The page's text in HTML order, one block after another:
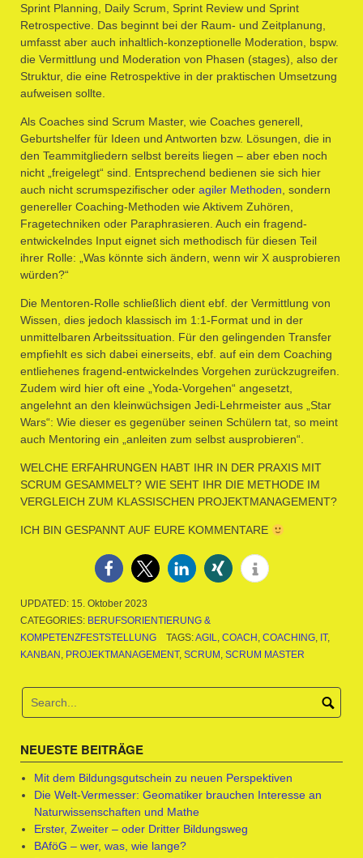
Sprint Planning, Daily Scrum, Sprint Review und Sprint
Retrospective. Das beginnt bei der Raum- und Zeitplanung,
umfasst aber auch inhaltlich-konzeptionelle Moderation, bspw.
die Vermittlung und Moderation von Phasen (stages), also der
Struktur, die eine Retrospektive in der praktischen Umsetzung
aufweisen sollte.
Als Coaches sind Scrum Master, wie Coaches generell,
Geburtshelfer für Ideen und Antworten bzw. Lösungen, die in
den Teammitgliedern selbst bereits liegen – aber eben noch
nicht „freigelegt“ sind. Entsprechend bedienen sie sich hier
auch nicht scrumspezifischer oder agiler Methoden, sondern
genereller Coaching-Methoden wie Aktivem Zuhören,
Fragetechniken oder Paraphrasieren. Auch ein fragend-
entwickelndes Input eignet sich methodisch für diesen Teil
ihrer Rolle: „Was könnte sich ändern, wenn wir X ausprobieren
würden?“
Die Mentoren-Rolle schließlich dient ebf. der Vermittlung von
Wissen, dies jedoch klassisch im 1:1-Format und in der
unmittelbaren Arbeitssituation. Für den gelingenden Transfer
empfiehlt es sich dabei einerseits, ebf. auf ein dem Coaching
entliehenes fragend-entwickelndes Vorgehen zurückzugreifen.
Zudem wird hier oft eine „Yoda-Vorgehen“ angesetzt,
angelehnt an den kleinwüchsigen Jedi-Lehrmeister aus „Star
Wars“: Wie dieser es gegenüber seinen Schülern tat, so meint
auch Mentoring ein „anleiten zum selbst ausprobieren“.
WELCHE ERFAHRUNGEN HABT IHR IN DER PRAXIS MIT
SCRUM GESAMMELT? WIE SEHT IHR DIE METHODE IM
VERGLEICH ZUM KLASSISCHEN PROJEKTMANAGEMENT?
ICH BIN GESPANNT AUF EURE KOMMENTARE
UPDATED: 15. Oktober 2023
CATEGORIES: BERUFSORIENTIERUNG &
KOMPETENZFESTSTELLUNG
TAGS:AGIL, COACH , COACHING, IT,
KANBAN , PROJEKTMANAGEMENT, SCRUM , SCRUM MASTER
NEUESTE BEITRÄGE
Mit dem Bildungsgutschein zu neuen Perspektiven
Die Welt-Vermesser: Geomatiker brauchen Interesse an
Naturwissenschaften und Mathe
Erster, Zweiter – oder Dritter Bildungsweg
BAföG – wer, was, wie lange?